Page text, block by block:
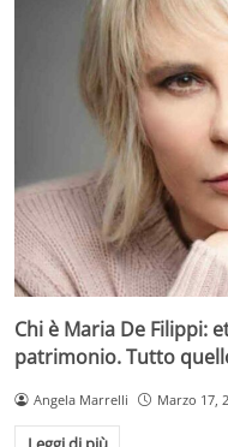
Chi è Maria De Filippi:
patrimonio. Tutto
Angela Marrelli Marzo 17,